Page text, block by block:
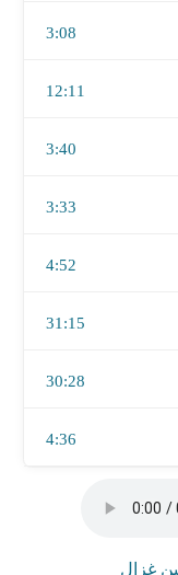
3:08
12:11
3:40
3:33
4:52
31:15
30:28
4:36
غزال